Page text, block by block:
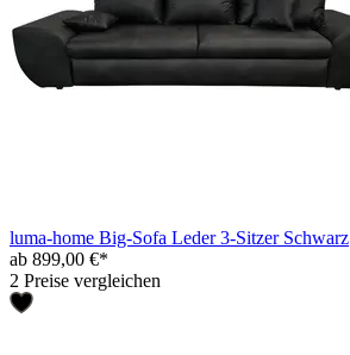
luma-home Big-Sofa Leder 3-Sitzer Schwarz
ab 899,00 €*
2 Preise vergleichen